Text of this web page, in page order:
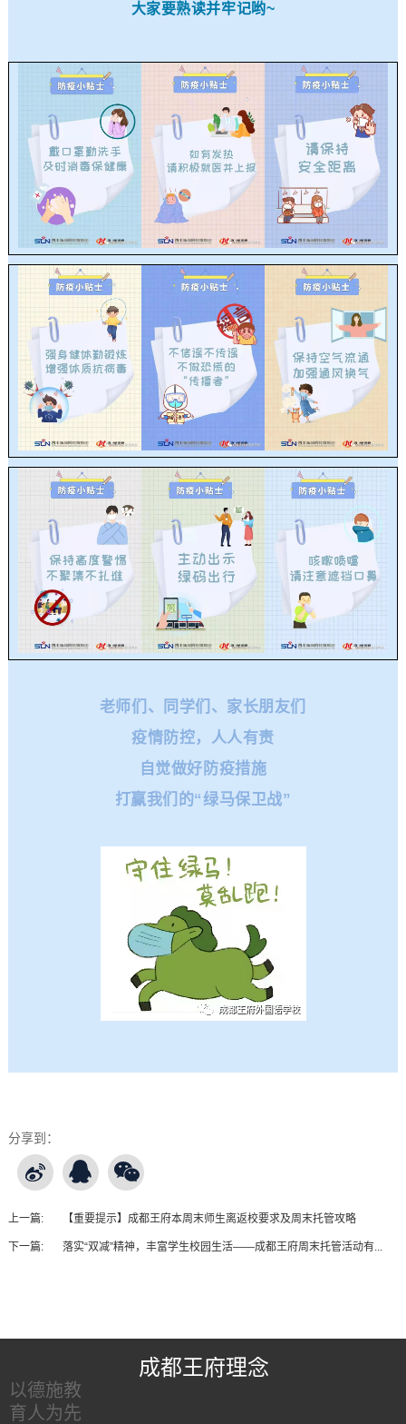
大家要熟读并牢记哟~
老师们、同学们、家长朋友们
疫情防控，人人有责
自觉做好防疫措施
打赢我们的“绿马保卫战”
分享到：
上一篇: 【重要提示】成都王府本周末师生离返校要求及周末托管攻略
下一篇: 落实“双减”精神，丰富学生校园生活——成都王府周末托管活动有...
成都王府理念
以德施教
育人为先